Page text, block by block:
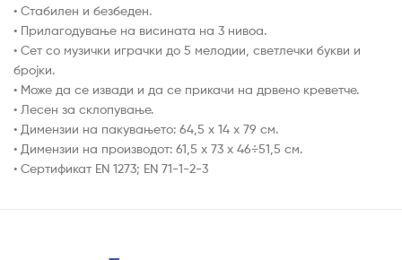
• Стабилен и безбеден.
• Прилагодување на висината на 3 нивоа.
• Сет со музички играчки до 5 мелодии, светлечки букви и
бројки.
• Може да се извади и да се прикачи на дрвено креветче.
• Лесен за склопување.
• Димензии на пакувањето: 64,5 х 14 х 79 см.
• Димензии на производот: 61,5 х 73 х 46÷51,5 cм.
• Сертификат ЕN 1273; EN 71-1-2-3